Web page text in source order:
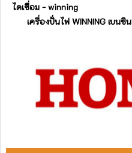
ไดเชื่อม - winning
เครื่องปั่นไฟ WINNING เบนซิน